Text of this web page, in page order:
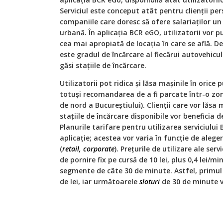
Serviciul este conceput atât pentru clienții
companiile care doresc să ofere salariaților
urbană. În aplicația BCR eGO, utilizatorii vor
cea mai apropiată de locația în care se află.
este gradul de încărcare al fiecărui
găsi stațiile de încărcare.
Utilizatorii pot ridica și lăsa mașinile în orice
totuși recomandarea de a fi parcate într-o
de nord a Bucureștiului). Clienții care vor
stațiile de încărcare disponibile vor beneficia
Planurile tarifare pentru utilizarea serviciului
aplicație; acestea vor varia în funcție de
(retail, corporate). Prețurile de utilizare ale
de pornire fix pe cursă de 10 lei, plus 0,4 lei/
segmente de câte 30 de minute. Astfel,
de lei, iar următoarele sloturi de 30 de minute